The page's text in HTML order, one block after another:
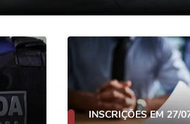
INSCRIÇÕES EM 27/